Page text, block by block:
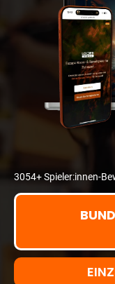
3054+ Spieler:innen-